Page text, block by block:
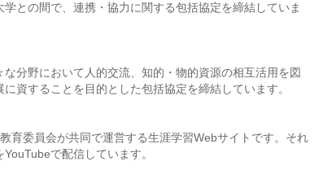
との間で、連携・協力に関する包括協定を締結していま
分野において人的交流、知的・物的資源の相互活用を図
資することを目的とした包括協定を締結しています。
育委員会が共同で運営する生涯学習Webサイトです。それ
で配信しています。